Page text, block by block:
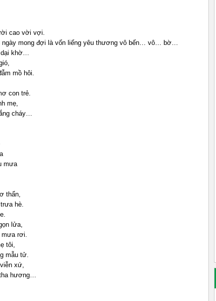
cao vời vợi.
ngày mong đợi là vốn liếng yêu thương vô bến… vô… bờ…
dại khờ…
mồ hôi.
con trẻ.
mẹ,
cháy…
mưa
thẩn,
hè.
lửa,
rơi.
tôi,
mẫu tử.
xứ,
hương…